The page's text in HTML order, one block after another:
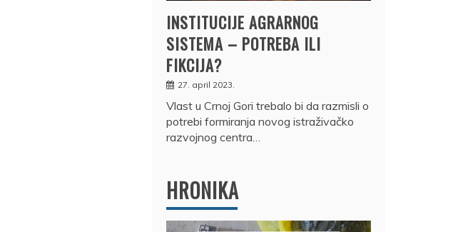
INSTITUCIJE AGRARNOG
SISTEMA – POTREBA ILI
FIKCIJA?
27. april 2023.
Vlast u Crnoj Gori trebalo bi da razmisli o
potrebi formiranja novog istraživačko
razvojnog centra…
HRONIKA